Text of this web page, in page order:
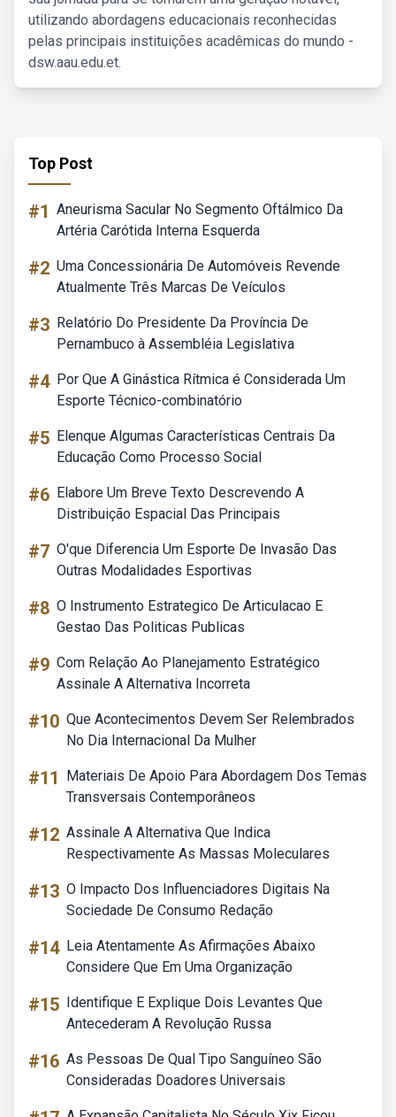
utilizando abordagens educacionais reconhecidas
pelas principais instituições acadêmicas do mundo -
dsw.aau.edu.et.
Top Post
#1 Aneurisma Sacular No Segmento Oftálmico Da
Artéria Carótida Interna Esquerda
#2 Uma Concessionária De Automóveis Revende
Atualmente Três Marcas De Veículos
#3 Relatório Do Presidente Da Província De
Pernambuco à Assembléia Legislativa
#4 Por Que A Ginástica Rítmica é Considerada Um
Esporte Técnico-combinatório
#5 Elenque Algumas Características Centrais Da
Educação Como Processo Social
#6 Elabore Um Breve Texto Descrevendo A
Distribuição Espacial Das Principais
#7 O'que Diferencia Um Esporte De Invasão Das
Outras Modalidades Esportivas
#8 O Instrumento Estrategico De Articulacao E
Gestao Das Politicas Publicas
#9 Com Relação Ao Planejamento Estratégico
Assinale A Alternativa Incorreta
#10 Que Acontecimentos Devem Ser Relembrados
No Dia Internacional Da Mulher
#11
Materiais De Apoio Para Abordagem Dos Temas
Transversais Contemporâneos
#12 Assinale A Alternativa Que Indica
Respectivamente As Massas Moleculares
#13 O Impacto Dos Influenciadores Digitais Na
Sociedade De Consumo Redação
#14 Leia Atentamente As Afirmações Abaixo
Considere Que Em Uma Organização
#15 Identifique E Explique Dois Levantes Que
Antecederam A Revolução Russa
#16 As Pessoas De Qual Tipo Sanguíneo São
Consideradas Doadores Universais